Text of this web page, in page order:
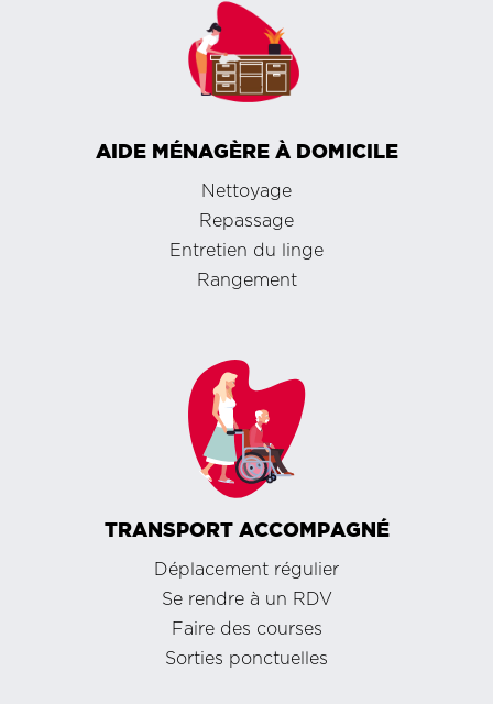
AIDE MÉNAGÈRE À DOMICILE
Nettoyage
Repassage
Entretien du linge
Rangement
TRANSPORT ACCOMPAGNÉ
Déplacement régulier
Se rendre à un RDV
Faire des courses
Sorties ponctuelles